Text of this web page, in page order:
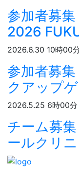
参加者募
2026
2026.6.30 10時00
参加者募
クアップ
2026.5.25 6時00分
チーム募
ールクリ